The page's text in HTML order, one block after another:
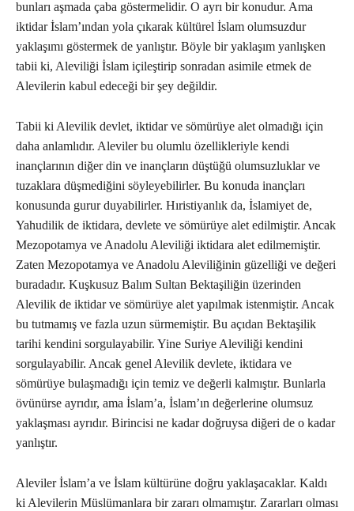
bunları aşmada çaba göstermelidir. O ayrı bir konudur. Ama
iktidar İslam’ından yola çıkarak kültürel İslam olumsuzdur
yaklaşımı göstermek de yanlıştır. Böyle bir yaklaşım yanlışken
tabii ki, Aleviliği İslam içileştirip sonradan asimile etmek de
Alevilerin kabul edeceği bir şey değildir.
Tabii ki Alevilik devlet, iktidar ve sömürüye alet olmadığı için
daha anlamlıdır. Aleviler bu olumlu özellikleriyle kendi
inançlarının diğer din ve inançların düştüğü olumsuzluklar ve
tuzaklara düşmediğini söyleyebilirler. Bu konuda inançları
konusunda gurur duyabilirler. Hıristiyanlık da, İslamiyet de,
Yahudilik de iktidara, devlete ve sömürüye alet edilmiştir. Ancak
Mezopotamya ve Anadolu Aleviliği iktidara alet edilmemiştir.
Zaten Mezopotamya ve Anadolu Aleviliğinin güzelliği ve değeri
buradadır. Kuşkusuz Balım Sultan Bektaşiliğin üzerinden
Alevilik de iktidar ve sömürüye alet yapılmak istenmiştir. Ancak
bu tutmamış ve fazla uzun sürmemiştir. Bu açıdan Bektaşilik
tarihi kendini sorgulayabilir. Yine Suriye Aleviliği kendini
sorgulayabilir. Ancak genel Alevilik devlete, iktidara ve
sömürüye bulaşmadığı için temiz ve değerli kalmıştır. Bunlarla
övünürse ayrıdır, ama İslam’a, İslam’ın değerlerine olumsuz
yaklaşması ayrıdır. Birincisi ne kadar doğruysa diğeri de o kadar
yanlıştır.
Aleviler İslam’a ve İslam kültürüne doğru yaklaşacaklar. Kaldı
ki Alevilerin Müslümanlara bir zararı olmamıştır. Zararları olması